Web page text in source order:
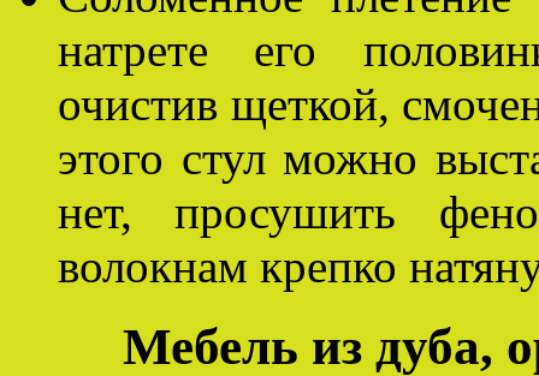
натрете его
очистив щеткой,
этого стул можно
нет, просушить
волокнам крепко
Мебель из дуба,